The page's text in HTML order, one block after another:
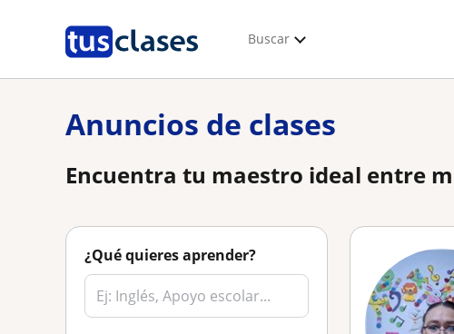
Buscar
Anuncios de clases
Encuentra tu maestro ideal entre
¿Qué quieres aprender?